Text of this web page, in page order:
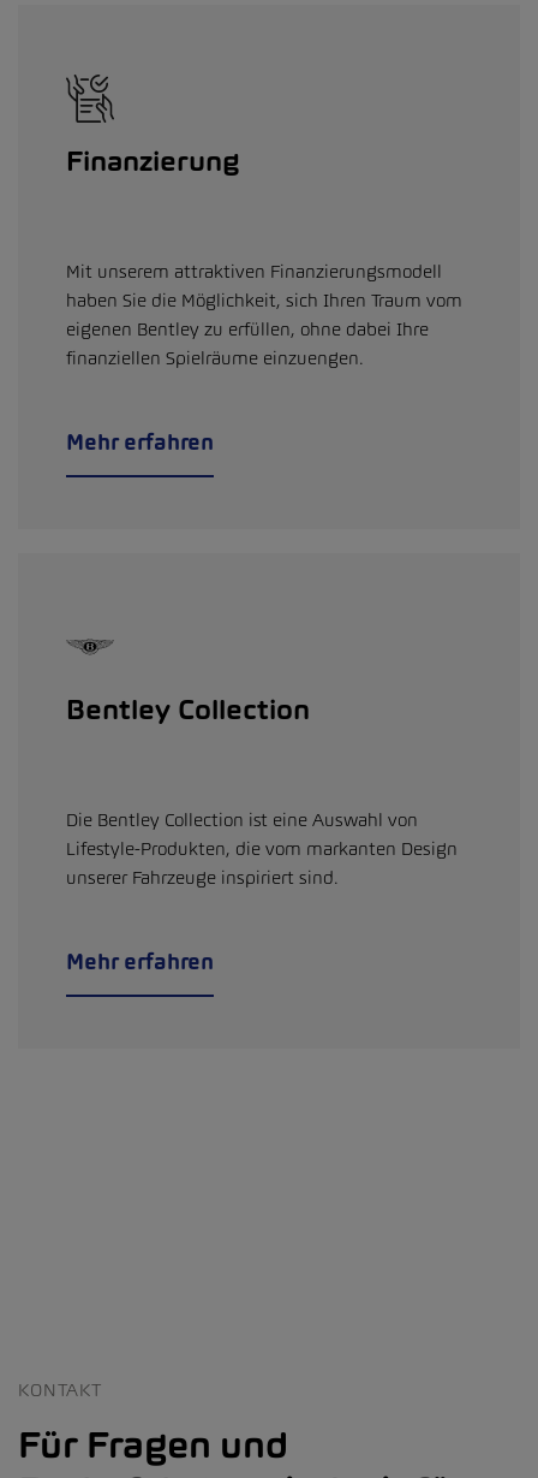
Finanzierung
Mit unserem attraktiven Finanzierungsmodell
haben Sie die Möglichkeit, sich Ihren Traum vom
eigenen Bentley zu erfüllen, ohne dabei Ihre
finanziellen Spielräume einzuengen.
Mehr erfahren
Bentley Collection
Die Bentley Collection ist eine Auswahl von
Lifestyle-Produkten, die vom markanten Design
unserer Fahrzeuge inspiriert sind.
Mehr erfahren
KONTAKT
Für Fragen und